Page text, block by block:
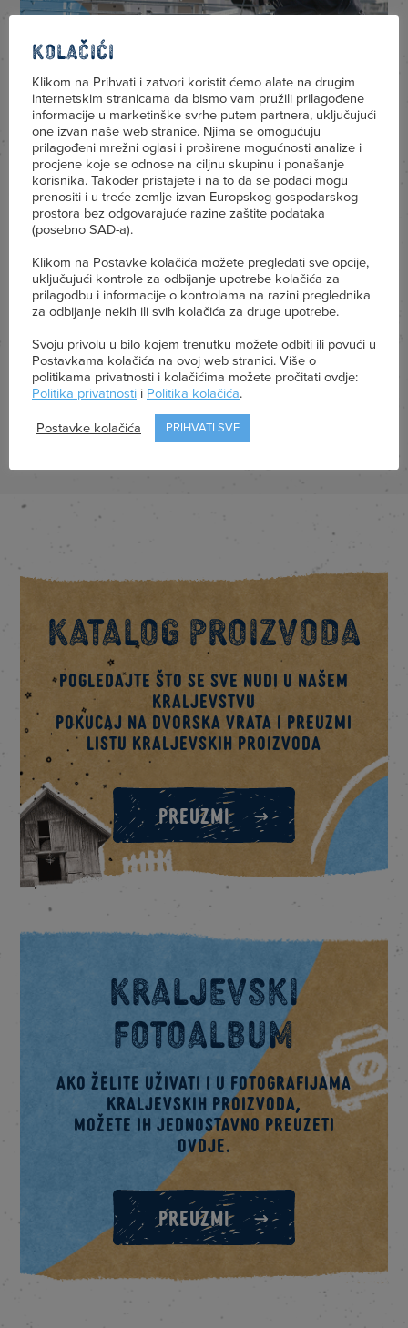
Ekstra kvalitetno mlijeko iz
kraljevstva Kravica Kraljica
vrhunskog kraljevskog mlijeka i mliječnih proizvoda
u Hrvatskoj. I to zato jer ono jedino ima svoje dvije
mljekare i…
PROČITAJ
Katalog proizvoda
Pogledajte što se sve nudi u našem
kraljevstvu
Pokucaj na dvorska vrata i preuzmi
listu kraljevskih proizvoda
PREUZMI
Kraljevski
fotoalbum
Ako želite uživati i u fotografijama
kraljevskih proizvoda,
možete ih jednostavno preuzeti
ovdje.
PREUZMI
Kolačići
Klikom na Prihvati i zatvori koristit ćemo alate na drugim
internetskim stranicama da bismo vam pružili prilagođene
informacije u marketinške svrhe putem partnera, uključujući
one izvan naše web stranice. Njima se omogućuju
prilagođeni mrežni oglasi i proširene mogućnosti analize i
procjene koje se odnose na ciljnu skupinu i ponašanje
korisnika. Također pristajete i na to da se podaci mogu
prenositi i u treće zemlje izvan Europskog gospodarskog
prostora bez odgovarajuće razine zaštite podataka
(posebno SAD-a).
Klikom na Postavke kolačića možete pregledati sve opcije,
uključujući kontrole za odbijanje upotrebe kolačića za
prilagodbu i informacije o kontrolama na razini preglednika
za odbijanje nekih ili svih kolačića za druge upotrebe.
Svoju privolu u bilo kojem trenutku možete odbiti ili povući u
Postavkama kolačića na ovoj web stranici. Više o
politikama privatnosti i kolačićima možete pročitati ovdje:
Politika privatnosti i Politika kolačića.
Postavke kolačića PRIHVATI SVE